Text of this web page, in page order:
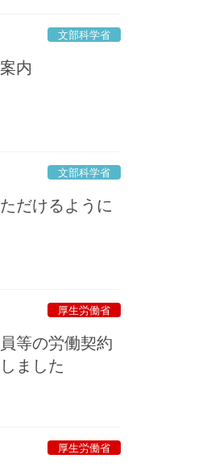
文部科学省
内
文部科学省
だけるように
厚生労働省
等の労働契約
ました
厚生労働省